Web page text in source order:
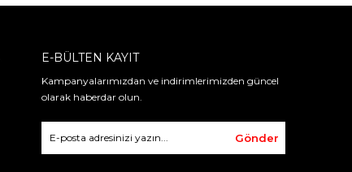
E-BÜLTEN KAYIT
Kampanyalarımızdan ve indirimlerimizden güncel
olarak haberdar olun.
Gönder